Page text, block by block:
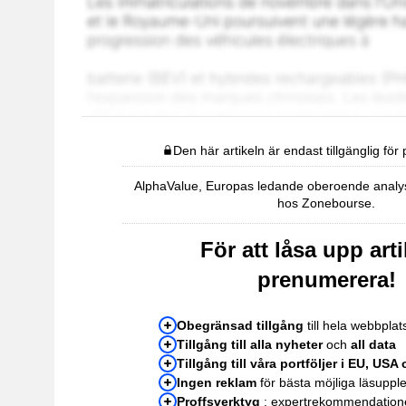
Den här artikeln är endast tillgänglig för
AlphaValue, Europas ledande oberoende
hos Zonebourse.
För att låsa upp
prenumerera!
Obegränsad tillgång till hela
Tillgång till alla nyheterochall data
Tillgång till våra portföljer i EU, USA
Ingen reklam för bästa möjliga
Proffsverktyg :